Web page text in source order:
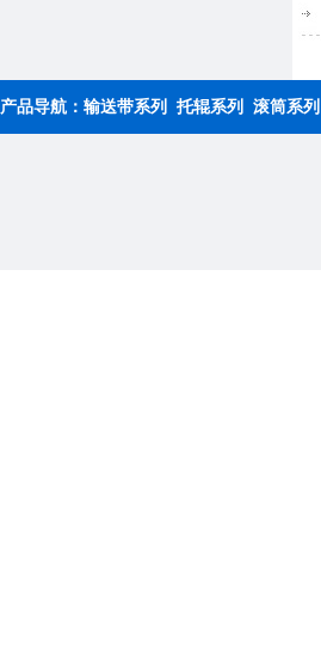
产品导航： 输送带系列 托辊系列 滚筒系列